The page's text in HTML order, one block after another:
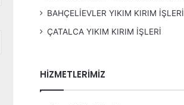
BAHÇELİEVLER YIKIM KIRIM İŞLERİ
ÇATALCA YIKIM KIRIM İŞLERİ
HİZMETLERİMİZ